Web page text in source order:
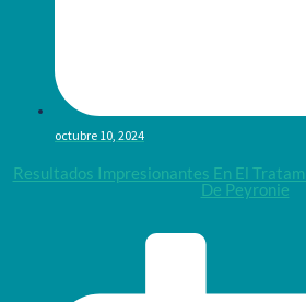
octubre 10, 2024
Resultados Impresionantes En El
De Peyronie